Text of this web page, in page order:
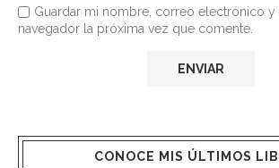
Guardar mi nombre, correo electrónico y
navegador la próxima vez que comente.
CONOCE MIS ÚLTIMOS